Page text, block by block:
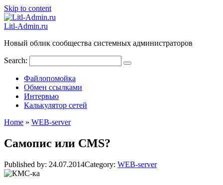
Skip to content
Litl-Admin.ru
Новый облик сообщества системных администраторов
Search:
Файлопомойка
Обмен ссылками
Интервью
Калькулятор сетей
Home » WEB-server
Самопис или CMS?
Published by: 24.07.2014Category: WEB-server